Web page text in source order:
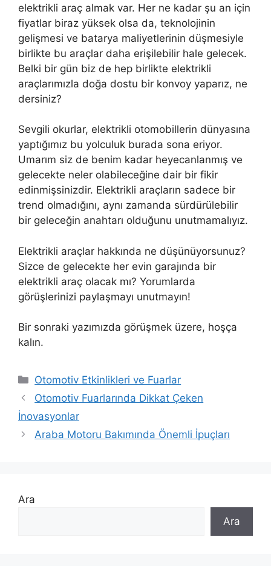
elektrikli araç almak var. Her ne kadar şu an için
fiyatlar biraz yüksek olsa da, teknolojinin
gelişmesi ve batarya maliyetlerinin düşmesiyle
birlikte bu araçlar daha erişilebilir hale gelecek.
Belki bir gün biz de hep birlikte elektrikli
araçlarımızla doğa dostu bir konvoy yaparız, ne
dersiniz?
Sevgili okurlar, elektrikli otomobillerin dünyasına
yaptığımız bu yolculuk burada sona eriyor.
Umarım siz de benim kadar heyecanlanmış ve
gelecekte neler olabileceğine dair bir fikir
edinmişsinizdir. Elektrikli araçların sadece bir
trend olmadığını, aynı zamanda sürdürülebilir
bir geleceğin anahtarı olduğunu unutmamalıyız.
Elektrikli araçlar hakkında ne düşünüyorsunuz?
Sizce de gelecekte her evin garajında bir
elektrikli araç olacak mı? Yorumlarda
görüşlerinizi paylaşmayı unutmayın!
Bir sonraki yazımızda görüşmek üzere, hoşça
kalın.
Kategoriler
Otomotiv Etkinlikleri ve Fuarlar
Otomotiv Fuarlarında Dikkat Çeken
İnovasyonlar
Araba Motoru Bakımında Önemli İpuçları
Ara
Ara